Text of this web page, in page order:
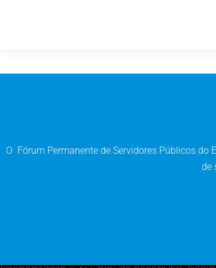
O Fórum Permanente de Servidores Públicos do
de